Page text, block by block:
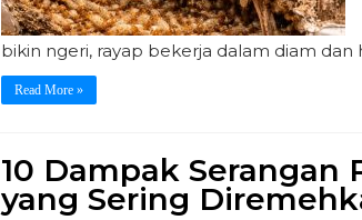
bikin ngeri, rayap bekerja dalam diam
Read More »
10 Dampak Serangan
yang Sering